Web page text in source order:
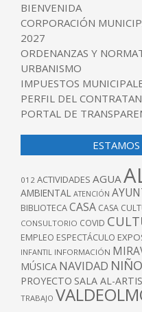
BIENVENIDA
CORPORACIÓN
2027
ORDENANZAS Y
URBANISMO
IMPUESTOS
PERFIL DEL
PORTAL DE
012 ACTIVIDADES AGUA
AMBIENTAL ATENCIÓN
BIBLIOTECACASA CASA
CONSULTORIO COVID
EMPLEO ESPECTÁCULO
INFANTIL INFORMACIÓN
MÚSICA NAVIDAD
PROYECTO SALA AL-ARTIS
TRABAJO